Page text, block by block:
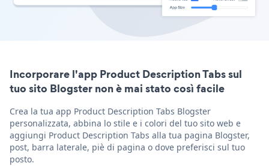
Incorporare l'app Product Description Tabs sul
tuo sito Blogster non è mai stato così facile
Crea la tua app Product Description Tabs Blogster
personalizzata, abbina lo stile e i colori del tuo sito web e
aggiungi Product Description Tabs alla tua pagina Blogster,
post, barra laterale, piè di pagina o dove preferisci sul tuo
posto.